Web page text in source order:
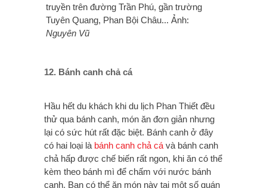
truyền trên đường Trần Phú, gần trường
Tuyên Quang, Phan Bội Châu... Ảnh:
Nguyên Vũ
12. Bánh canh chả cá
Hầu hết du khách khi du lịch Phan Thiết đều
thử qua bánh canh, món ăn đơn giản nhưng
lại có sức hút rất đặc biệt. Bánh canh ở đây
có hai loại là bánh canh chả cá và bánh canh
chả hấp được chế biến rất ngon, khi ăn có thể
kèm theo bánh mì để chấm với nước bánh
canh. Bạn có thể ăn món này tại một số quán